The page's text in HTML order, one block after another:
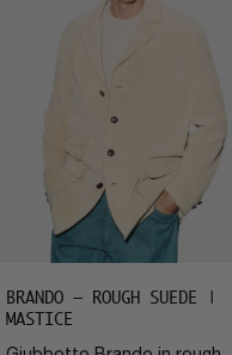
BRANDO – ROUGH SUEDE |
MASTICE